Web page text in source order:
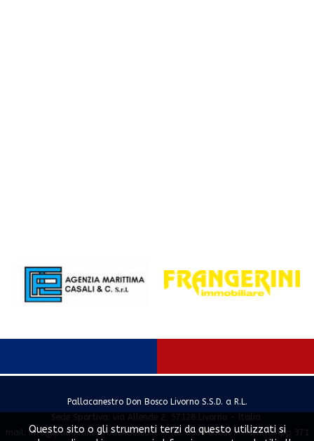
Pallacanestro Don Bosco Livorno S.S.D. a R.L.
Sede Sportiva: via Allende 2, 57128 Livorno - Italia
mail: info@pallacanestrodonbosco.it - Tel. 0586 858167 - WhatsApp 371
Questo sito o gli strumenti terzi da questo utilizzati si